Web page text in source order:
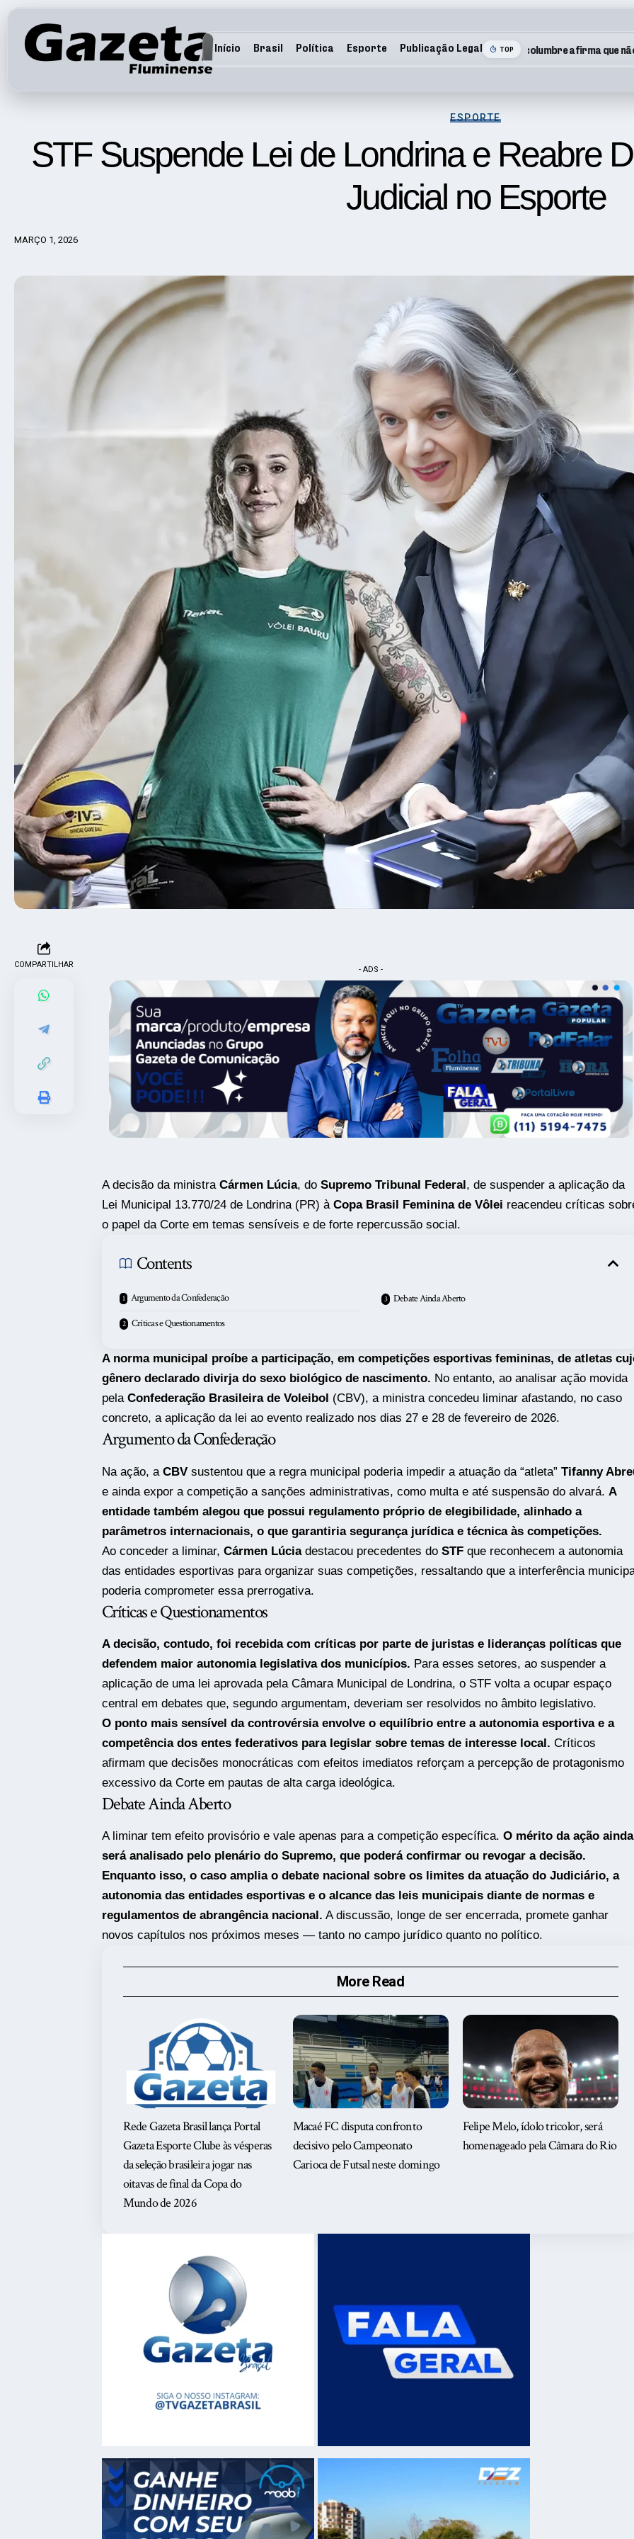
Início Brasil Política Esporte Publicação Legal TOP
ESPORTE
STF Suspende Lei de Londrina e Reabre
Judicial no Esporte
MARÇO 1, 2026
COMPARTILHAR
- ADS -
A decisão da ministra Cármen Lúcia, do Supremo Tribunal Federal , de suspender a aplicação da
Lei Municipal 13.770/24 de Londrina (PR) à Copa Brasil Feminina de Vôlei reacendeu críticas
o papel da Corte em temas sensíveis e de forte repercussão social.
Contents
Argumento da Confederação
Críticas e Questionamentos
Debate Ainda Aberto
A norma municipal proíbe a participação, em competições esportivas femininas, de atletas
gênero declarado divirja do sexo biológico de nascimento. No entanto, ao analisar ação movida
pela Confederação Brasileira de Voleibol (CBV), a ministra concedeu liminar afastando, no caso
concreto, a aplicação da lei ao evento realizado nos dias 27 e 28 de fevereiro de 2026.
Argumento da Confederação
Na ação, a CBVsustentou que a regra municipal poderia impedir a atuação da “atleta” Tifanny
e ainda expor a competição a sanções administrativas, como multa e até suspensão do alvará. A
entidade também alegou que possui regulamento próprio de elegibilidade, alinhado a
parâmetros internacionais, o que garantiria segurança jurídica e técnica às competições.
Ao conceder a liminar, Cármen Lúciadestacou precedentes do STFque reconhecem a autonomia
das entidades esportivas para organizar suas competições, ressaltando que a interferência
poderia comprometer essa prerrogativa.
Críticas e Questionamentos
A decisão, contudo, foi recebida com críticas por parte de juristas e lideranças políticas que
defendem maior autonomia legislativa dos municípios. Para esses setores, ao suspender a
aplicação de uma lei aprovada pela Câmara Municipal de Londrina, o STF volta a ocupar espaço
central em debates que, segundo argumentam, deveriam ser resolvidos no âmbito legislativo.
O ponto mais sensível da controvérsia envolve o equilíbrio entre a autonomia esportiva e a
competência dos entes federativos para legislar sobre temas de interesse local. Críticos
afirmam que decisões monocráticas com efeitos imediatos reforçam a percepção de protagonismo
excessivo da Corte em pautas de alta carga ideológica.
Debate Ainda Aberto
A liminar tem efeito provisório e vale apenas para a competição específica. O mérito da ação ainda
será analisado pelo plenário do Supremo, que poderá confirmar ou revogar a decisão.
Enquanto isso, o caso amplia o debate nacional sobre os limites da atuação do Judiciário, a
autonomia das entidades esportivas e o alcance das leis municipais diante de normas e
regulamentos de abrangência nacional. A discussão, longe de ser encerrada, promete ganhar
novos capítulos nos próximos meses — tanto no campo jurídico quanto no político.
More Read
Rede Gazeta Brasil lança Portal
Gazeta Esporte Clube às vésperas
da seleção brasileira jogar nas
oitavas de final da Copa do
Mundo de 2026
Macaé FC disputa confronto
decisivo pelo Campeonato
Carioca de Futsal neste domingo
Felipe Melo, ídolo tricolor, será
homenageado pela Câmara do Rio